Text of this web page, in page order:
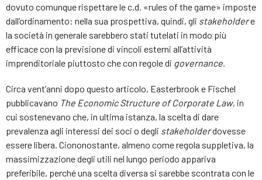
dovuto comunque rispettare le c.d. «rules of the game» imposte
dall’ordinamento: nella sua prospettiva, quindi, gli stakeholdere
la società in generale sarebbero stati tutelati in modo più
efficace con la previsione di vincoli esterni all’attività
imprenditoriale piuttosto che con regole di governance
Circa vent’anni dopo questo articolo, Easterbrook e Fischel
pubblicavano The Economic Structure of Corporate Law, in
cui sostenevano che, in ultima istanza, la scelta di dare
prevalenza agli interessi dei soci o degli stakeholderdovesse
essere libera. Ciononostante, almeno come regola suppletiva, la
massimizzazione degli utili nel lungo periodo appariva
preferibile, perché una scelta diversa si sarebbe scontrata con le